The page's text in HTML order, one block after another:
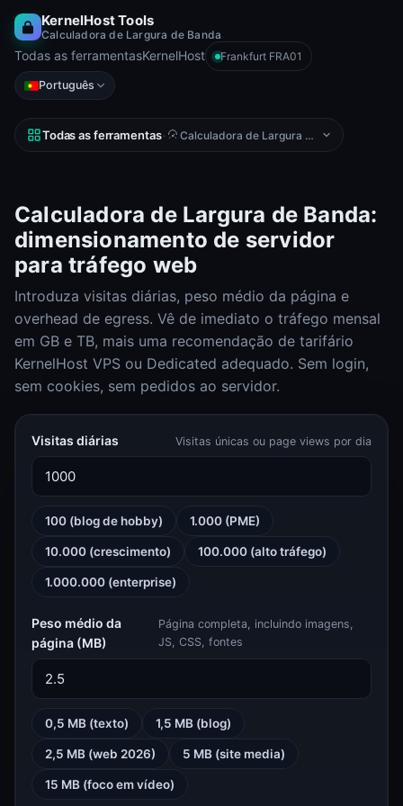
KernelHost Tools
Calculadora de Largura de Banda
Todas as ferramentasKernelHost Frankfurt FRA01
Português
Todas as ferramentas· Calculadora de Largura de Banda
Calculadora de Largura de Banda:
dimensionamento de servidor
para tráfego web
Introduza visitas diárias, peso médio da página e
overhead de egress. Vê de imediato o tráfego mensal
em GB e TB, mais uma recomendação de tarifário
KernelHost VPS ou Dedicated adequado. Sem login,
sem cookies, sem pedidos ao servidor.
Visitas diárias Visitas únicas ou page views por dia
100 (blog de hobby) 1.000 (PME)
10.000 (crescimento) 100.000 (alto tráfego)
1.000.000 (enterprise)
Peso médio da
página (MB)
Página completa, incluindo imagens,
JS, CSS, fontes
0,5 MB (texto) 1,5 MB (blog)
2,5 MB (web 2026) 5 MB (site media)
15 MB (foco em vídeo)